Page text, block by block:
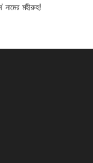
নামের মহীরুহ!